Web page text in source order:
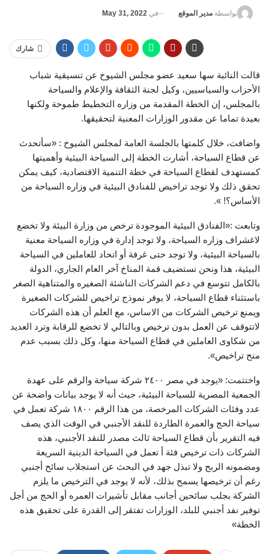
بواسطة مدير الموقع في May 31, 2022
شارك
قالت النائبة سها سعيد عضو مجلس الشيوخ عن تنسيقية شباب
الأحزاب والسياسيين، وكيل لجنة الثقافة والإعلام والسياحة
بالمجلس، إن الخطة المقدمة من وزاره التخطيط طموحة ولكنها
بعيدة تماما عن مقدور الوزارات المعنية لتحقيقها.
واضافت، خلال كلمتها بالجلسة العامة لمجلس الشيوخ : «سأتحدث
عن قطاع السياحة، أشارت الخطة إلى السياحة البيئية وأهميتها
كمستهدف لقطاع السياحة في خطة التنمية الاقتصادية، كيف يمكن
تحقق ذلك ولا توجد تراخيص للفنادق البيئية في وزاره السياحة من
الأساس؟! ».
وتابعت :«الفنادق البيئية الموجودة ترخص من وزارة البيئة ولا تخضع
لاغشراف وزاره السياحة، ولا توجد إدارة في وزاره السياحة معنية
بالسياحة البيئية، ولا توجد حتى غرفة أو اتحاد للعاملين في السياحة
البيئية، هذا ونحن نستضيف قمة المناخ آخر العام الجاري، الدولة
بالكامل تتوسع في دعم الشركات الناشئة الصغيره والمتناهية الصغر
باستثناء قطاع السياحة، لا يوفر نموذج تراخيص للشركات الصغيرة
ويمنع ترخيص الشركات من الاساس، مع العلم أن هذه الشركات
لاتتوقف عن العمل بدون ترخيص وبالتالي لا تخضع للرقابة وترد العديد
من شكاوى العاملين في قطاع السياحة منها، وكل ذلك بسبب عدم
منح تراخيص».
واختتمت: «يوجد في مصر ٢٤٠٠ شركة سياحة والرقم على عهدة
الجمعية المصرية للسياحة البيئية، حيث أنه لا يوجد بيانات واضحة عن
عدد وفئات الشركات المرخصة، من هذا الرقم ١٨٠٠ شركة تعمل في
سياحة الحج والعمرة الطاردة للنقد الأجنبي في الوقت الذي يصف
فيه التقرير بأن قطاع السياحة ثالث مصدر للنقد الأجنبي، هذه
الشركات ذات ترخيص فئة أ تعمل في السياحة الدينية السريعة
ومضمونه الربح ولا تبذل جهد في البحث عن استجلاب سائح أجنبي
رغم أن ترخيصها يسمح بذلك، لأنه لا يوجد في الترخيص ما يلزم
الشركة بجلب سائحين أجانب مقابل تأشيرات العمره أو الحج من أجل
توفير نفد أجنبي للبلد، الوزارات تفتقر إلى القدرة على تحقيق هذه
الخطة»